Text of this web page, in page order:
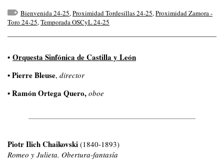
Bienvenida 24-25,Proximidad Tordesillas 24-25,Proximidad Zamora -
Toro 24-25,Temporada OSCyL 24-25
• Orquesta Sinfónica de Castilla y León
• Pierre Bleuse, director
• Ramón Ortega Quero, oboe
Piotr Ilich Chaikovski (1840-1893)
Romeo y Julieta. Obertura-fantasía